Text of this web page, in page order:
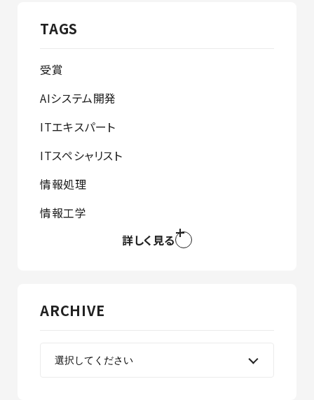
TAGS
受賞
AIシステム開発
ITエキスパート
ITスペシャリスト
情報処理
情報工学
詳しく見る
ARCHIVE